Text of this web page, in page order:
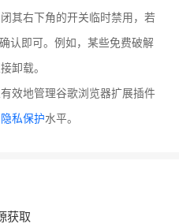
其右下角的开关临时禁用，若
认即可。例如，某些免费破解
卸载。
效地管理谷歌浏览器扩展插件
隐私保护水平。
获取